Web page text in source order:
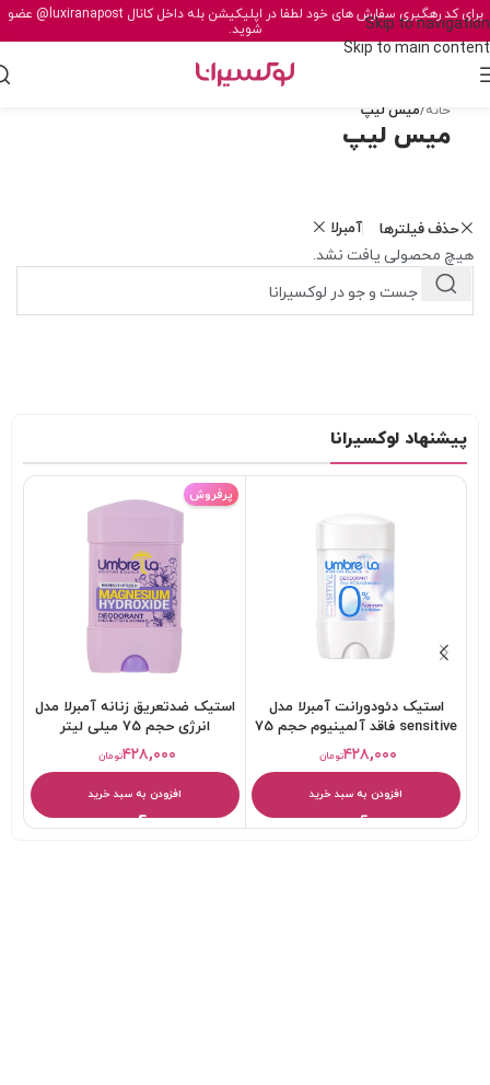
Skip to navigation
Skip to main content
برای کد رهگیری سفارش های خود لطفا در اپلیکیشن بله داخل کانال@luxiranapost عضو
شوید.
خانه/میس لیپ
میس لیپ
حذف فیلترها آمبرلا
هیچ محصولی یافت نشد.
پیشنهاد لوکسیرانا
استیک دئودورانت آمبرلا مدل
sensitive فاقد آلمینیوم حجم 75
میلی لیترتومان۴۲۸,۰۰۰
افزودن به سبد خرید
پرفروش
استیک ضدتعریق زنانه آمبرلا مدل
انرژی حجم 75 میلی لیتر
تومان۴۲۸,۰۰۰
افزودن به سبد خرید